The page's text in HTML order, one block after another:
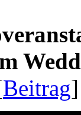
Beitrag